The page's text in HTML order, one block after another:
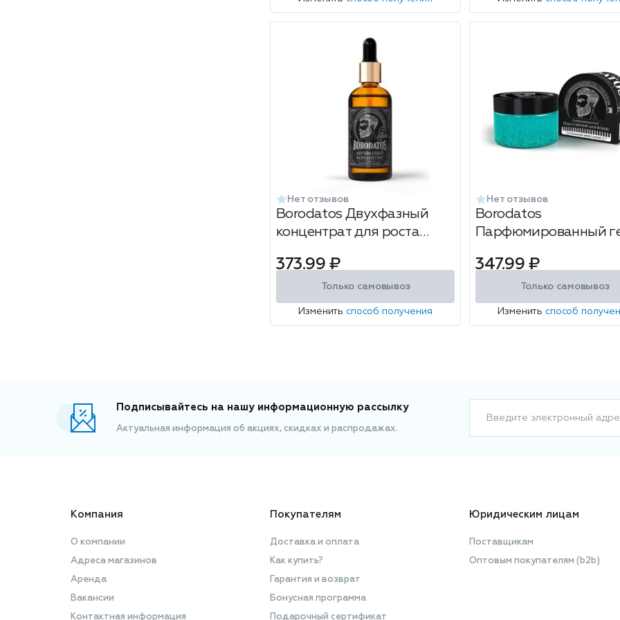
Нет отзывов
Borodatos Двухфазный
концентрат для роста
373.99 ₽
Только самовывоз
Изменить способ получения
Нет отзывов
Borodatos
Парфюмированный
сильной фиксации 75
347.99 ₽
Только самовывоз
Изменить способ
Подписывайтесь на нашу информационную рассылку
Актуальная информация об акциях, скидках и распродажах.
Введите электронный
Компания
О компании
Адреса магазинов
Аренда
Вакансии
Контактная информация
Покупателям
Доставка и оплата
Как купить?
Гарантия и возврат
Бонусная программа
Подарочный сертификат
Юридическим лицам
Поставщикам
Оптовым покупателям (b2b)